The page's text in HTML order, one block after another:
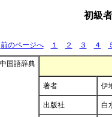
初級
前のページへ １ ２ ３ ４
著者 伊
出版社 白